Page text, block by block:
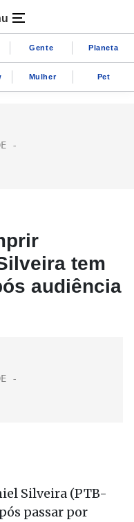
Gente Planeta
Mulher Pet
tem
audiência
Silveira (PTB-
passar por